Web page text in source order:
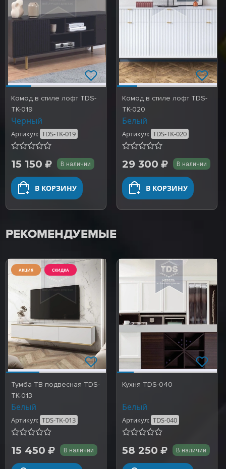
Комод в стиле лофт TDS-
TK-019
Черный
Артикул: TDS-TK-019
15 150 В наличии
В КОРЗИНУ
Комод в стиле лофт TDS-
TK-020
Белый
Артикул: TDS-TK-020
29 300 В наличии
В КОРЗИНУ
РЕКОМЕНДУЕМЫЕ
АКЦИЯ СКИДКА
Тумба ТВ подвесная TDS-
TK-013
Белый
Артикул: TDS-TK-013
15 450 В наличии
Кухня TDS-040
Белый
Артикул: TDS-040
58 250 В наличии